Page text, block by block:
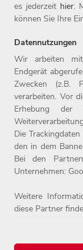
Home
Arbeitgeber
Benefits
es jederzeit hier.
können Sie Ihre
Datennutzungen
Wir arbeiten
Endgerät
Zwecken (z.B.
verarbeiten. Vor
Erhebung der
Die
den in dem
Bei den
Unternehmen:
Weitere
diese Partner